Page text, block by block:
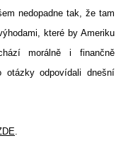
nedopadne tak, že tam
které by Ameriku
morálně i finančně
odpovídali dnešní
.